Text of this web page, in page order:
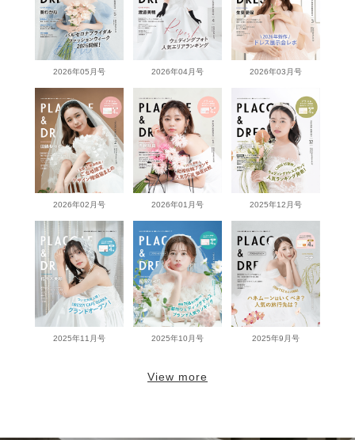
2026年05月号 2026年04月号 2026年03月号
2026年02月号 2026年01月号 2025年12月号
2025年11月号 2025年10月号 2025年9月号
View more